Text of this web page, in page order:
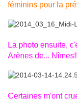
féminins pour la
La photo ensuite,
Arènes de...
Certaines m'ont